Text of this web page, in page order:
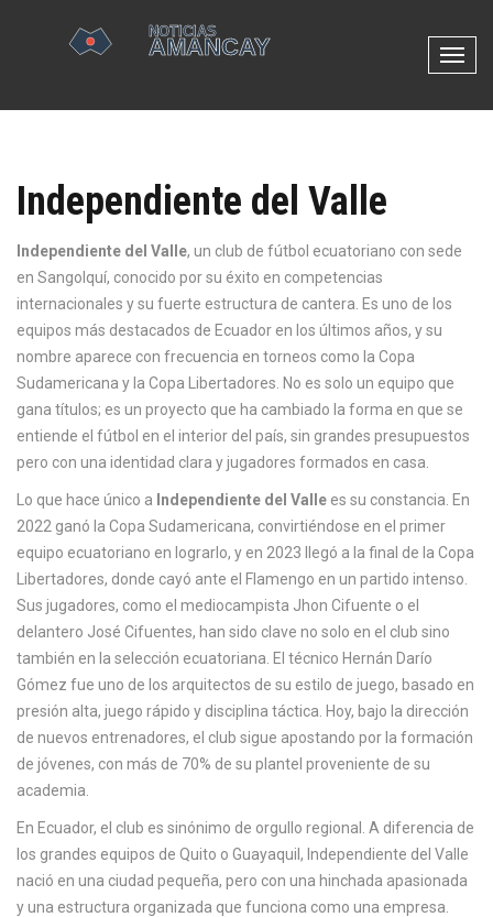
N
v
i
p
a
l
c
Independiente del Valle
Independiente del Valle, un club de fútbol ecuatoriano con sede
en Sangolquí, conocido por su éxito en competencias
internacionales y su fuerte estructura de cantera . Es uno de los
equipos más destacados de Ecuador en los últimos años, y su
nombre aparece con frecuencia en torneos como la Copa
Sudamericana y la Copa Libertadores No es solo un equipo que
gana títulos; es un proyecto que ha cambiado la forma en que se
entiende el fútbol en el interior del país, sin grandes presupuestos
pero con una identidad clara y jugadores formados en casa.
Lo que hace único a Independiente del Valle es su constancia. En
2022 ganó la Copa Sudamericana, convirtiéndose en el primer
equipo ecuatoriano en lograrlo, y en 2023 llegó a la final de la Copa
Libertadores, donde cayó ante el Flamengo en un partido intenso.
Sus jugadores, como el mediocampista Jhon Cifuente o el
delantero José Cifuentes, han sido clave no solo en el club sino
también en la selección ecuatoriana. El técnico Hernán Darío
Gómez fue uno de los arquitectos de su estilo de juego, basado en
presión alta, juego rápido y disciplina táctica. Hoy, bajo la dirección
de nuevos entrenadores, el club sigue apostando por la formación
de jóvenes, con más de 70% de su plantel proveniente de su
academia.
En Ecuador, el club es sinónimo de orgullo regional. A diferencia de
los grandes equipos de Quito o Guayaquil, Independiente del Valle
nació en una ciudad pequeña, pero con una hinchada apasionada
y una estructura organizada que funciona como una empresa.